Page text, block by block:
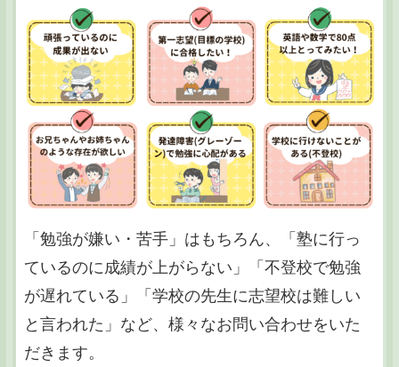
「勉強が嫌い・苦手」はもちろん、「塾に行っ
ているのに成績が上がらない」「不登校で勉強
が遅れている」「学校の先生に志望校は難しい
と言われた」など、様々なお問い合わせをいた
だきます。